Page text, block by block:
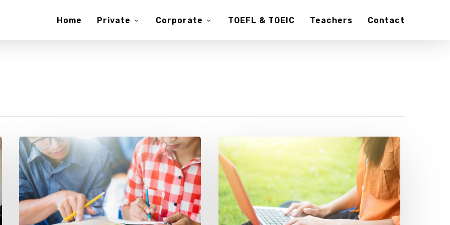
Home Private Corporate TOEFL & TOEIC Teachers Contact
Dibuka
Pendaftaran
Kelas
Kursus
Bahasa
Inggris
Cari
Tempat
Kursus
Bahasa
Inggris
Murah